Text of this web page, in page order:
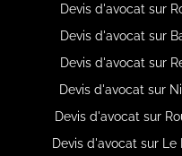
Devis d'avocat sur
Devis d'avocat sur
Devis d'avocat sur
Devis d'avocat sur
Devis d'avocat sur
Devis d'avocat sur